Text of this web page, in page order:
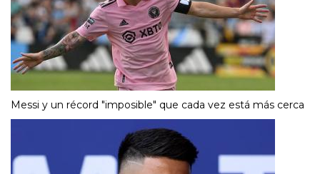
Messi y un récord "imposible" que cada vez está más cerca